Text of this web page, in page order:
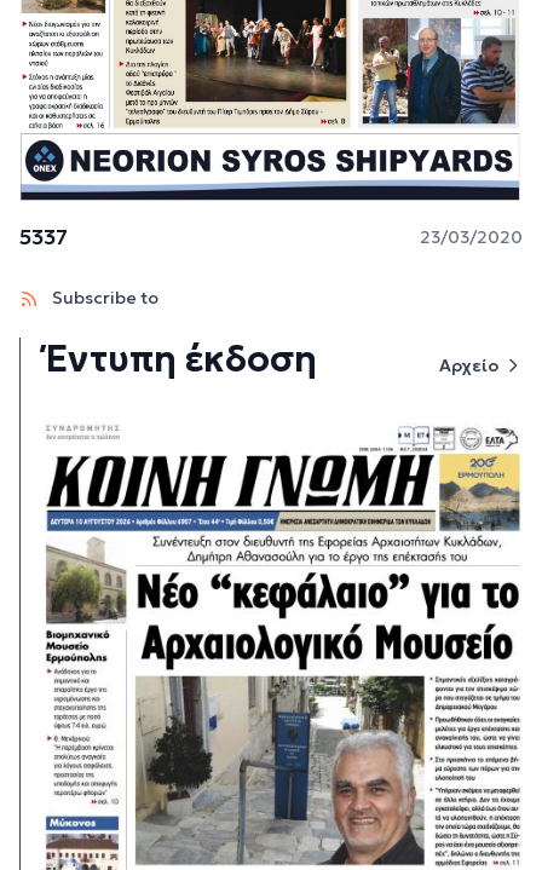
5337 23/03/2020
Subscribe to
Έντυπη έκδοση Αρχείο